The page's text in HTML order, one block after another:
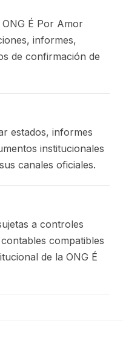
É Por Amor
informes,
de confirmación de
estados, informes
institucionales
canales oficiales.
a controles
compatibles
de la ONG É